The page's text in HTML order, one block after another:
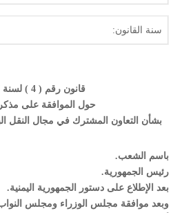
سنة القانون:
قانون رقم ( 4 ) لسنة 2007م
حول الموافقة على
بشأن التعاون المشترك في مجال النقل
باسم الشعب.
رئيس الجمهورية.
بعد الإطلاع على دستور الجمهورية اليمنية.
وبعد موافقة مجلس الوزراء ومجلس